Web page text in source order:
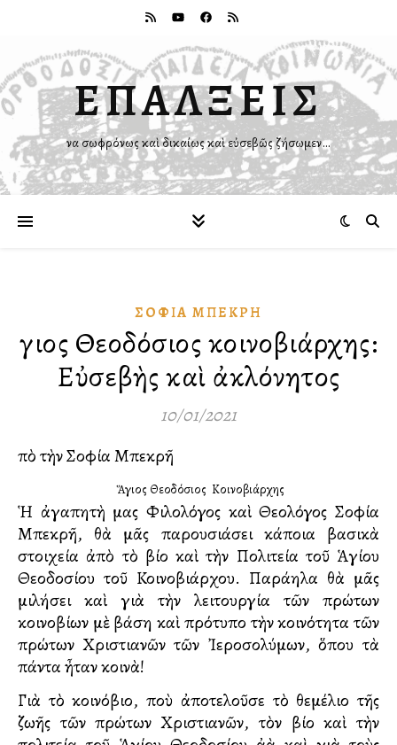
ΕΠΑΛΞΕΙΣ
Ἵνα σωφρόνως καὶ δικαίως καὶ εὐσεβῶς ζήσωμεν…
ΣΟΦΊΑ ΜΠΕΚΡΉ
Ἅγιος Θεοδόσιος κοινοβιάρχης:
Εὐσεβὴς καὶ ἀκλόνητος
10/01/2021
Ἀπὸ τὴν Σοφία Μπεκρῆ
ὁ Ἅγιος Θεοδόσιος ὁ Κοινοβιάρχης
Ἡ ἀγαπητὴ μας Φιλολόγος καὶ Θεολόγος Σοφία
Μπεκρῆ, θὰ μᾶς παρουσιάσει κάποια βασικὰ
στοιχεία ἀπὸ τὸ βίο καὶ τὴν Πολιτεία τοῦ Ἁγίου
Θεοδοσίου τοῦ Κοινοβιάρχου. Παράλληλα θὰ μᾶς
μιλήσει καὶ γιὰ τὴν λειτουργία τῶν πρώτων
κοινοβίων μὲ βάση καὶ πρότυπο τὴν κοινότητα τῶν
πρώτων Χριστιανῶν τῶν Ἰεροσολύμων, ὅπου τὰ
πάντα ἦταν κοινὰ!
Γιὰ τὸ κοινόβιο, ποὺ ἀποτελοῦσε τὸ θεμέλιο τῆς
ζωῆς τῶν πρώτων Χριστιανῶν, τὸν βίο καὶ τὴν